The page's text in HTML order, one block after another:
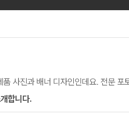
사진과 배너 디자인인데요. 전문
합니다.